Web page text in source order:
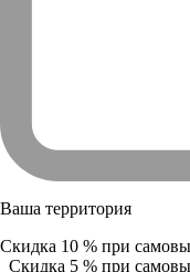
Ваша территория
Скидка 10 % при
Скидка 5 % при